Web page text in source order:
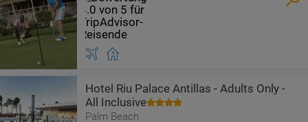
Hotel Riu Palace Antillas - Adults Only -
All Inclusive
Palm Beach